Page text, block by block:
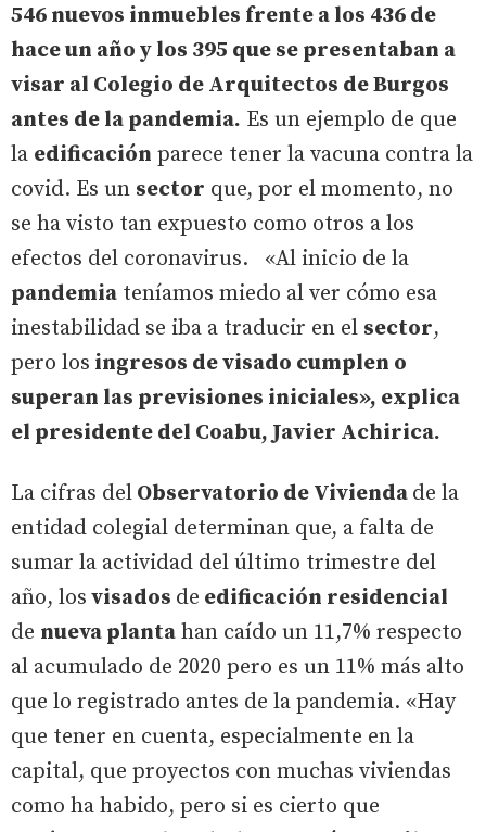
546 nuevos inmuebles frente a los 436 de
hace un año y los 395 que se presentaban a
visar al Colegio de Arquitectos de Burgos
antes de la pandemia. Es un ejemplo de que
la edificación parece tener la vacuna contra la
covid. Es un sector que, por el momento, no
se ha visto tan expuesto como otros a los
efectos del coronavirus. «Al inicio de la
pandemia teníamos miedo al ver cómo esa
inestabilidad se iba a traducir en el sector,
pero los ingresos de visado cumplen o
superan las previsiones iniciales», explica
el presidente del Coabu, Javier Achirica.
La cifras del Observatorio de Vivienda de la
entidad colegial determinan que, a falta de
sumar la actividad del último trimestre del
año, los visados de edificación residencial
de nueva planta han caído un 11,7% respecto
al acumulado de 2020 pero es un 11% más alto
que lo registrado antes de la pandemia. «Hay
que tener en cuenta, especialmente en la
capital, que proyectos con muchas viviendas
como ha habido, pero si es cierto que